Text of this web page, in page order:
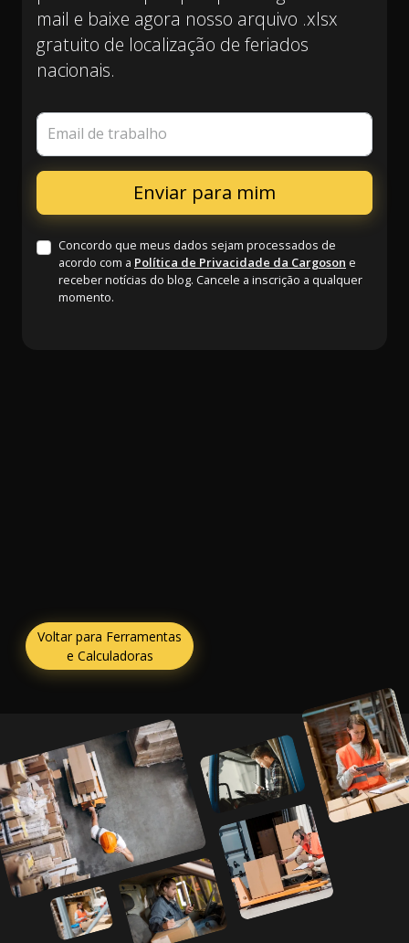
mail e baixe agora nosso arquivo .xlsx
gratuito de localização de feriados
nacionais.
Email de trabalho
Concordo que meus dados sejam processados de
acordo com a Política de Privacidade da Cargoson e
receber notícias do blog. Cancele a inscrição a qualquer
momento.
Voltar para Ferramentas
e Calculadoras